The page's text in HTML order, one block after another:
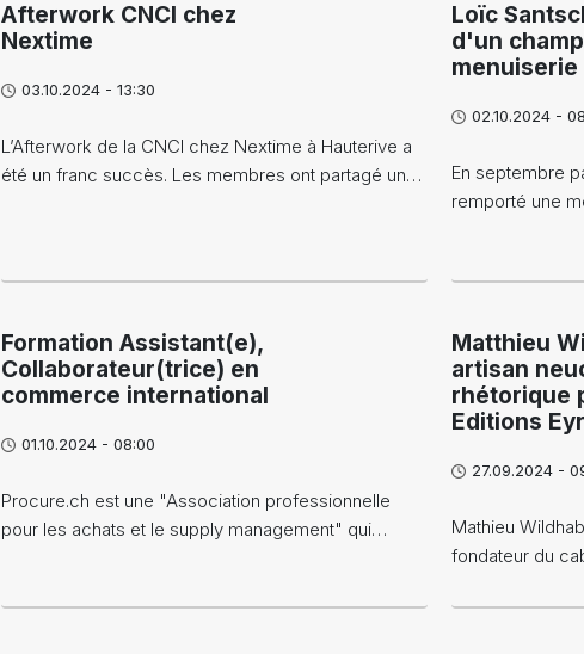
Afterwork CNCI chez
Nextime
03.10.2024 - 13:30
L’Afterwork de la CNCI chez Nextime à Hauterive a
été un franc succès. Les membres ont partagé un…
Loïc
d'un
menuiserie
02.10.2024 -
En septembre
remporté une
Formation Assistant(e),
Collaborateur(trice) en
commerce international
01.10.2024 - 08:00
Procure.ch est une "Association professionnelle
pour les achats et le supply management" qui…
Matthieu
artisan
rhétorique
Editions
27.09.2024 -
Mathieu
fondateur du